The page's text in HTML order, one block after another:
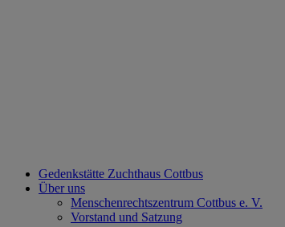
Gedenkstätte Zuchthaus Cottbus
Über uns
Menschenrechtszentrum Cottbus e. V.
Vorstand und Satzung